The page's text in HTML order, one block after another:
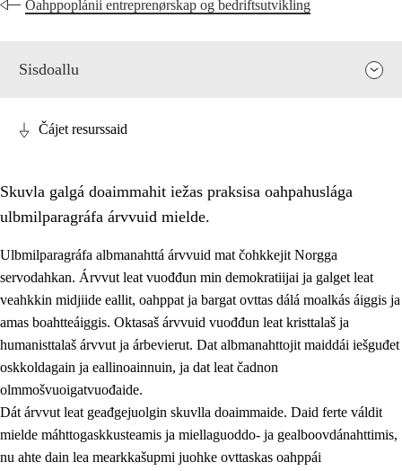
Oahppoplánii entreprenørskap og bedriftsutvikling
Sisdoallu
1. Oahpahusa árvovuođđu
1.1 Olmmošárvu
1.2 Identitehta ja kultuvrralaš girjáivuohta
1.3 Kritihkalaš jurddašeapmi ja ehtalaš diđolašvuohta
1.4 Hutkanillu, beroštupmi ja suokkardanhuovva
Čájet resurssaid
Skuvla galgá doaimmahit iežas praksisa oahpahuslága
ulbmilparagráfa árvvuid mielde.
Ulbmilparagráfa albmanahttá árvvuid mat čohkkejit Norgga
servodahkan. Árvvut leat vuođđun min demokratiijai ja galget leat
veahkkin midjiide eallit, oahppat ja bargat ovttas dálá moalkás áiggis ja
amas boahtteáiggis. Oktasaš árvvuid vuođđun leat kristtalaš ja
humanisttalaš árvvut ja árbevierut. Dat albmanahttojit maiddái iešguđet
oskkoldagain ja eallinoainnuin, ja dat leat čadnon
olmmošvuoigatvuođaide.
Dát árvvut leat geađgejuolgin skuvlla doaimmaide. Daid ferte váldit
mielde máhttogaskkusteamis ja miellaguoddo- ja gealboovdánahttimis,
nu ahte dain lea mearkkašupmi juohke ovttaskas oahppái